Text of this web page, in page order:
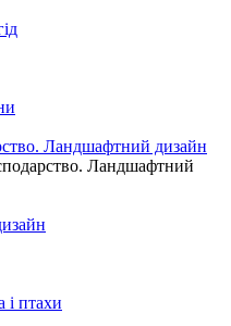
Ландшафтний дизайн
Ландшафтний
і птахи